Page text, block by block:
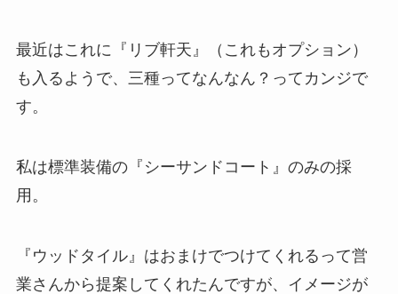
最近はこれに『リブ軒天』（これもオプション）
も入るようで、三種ってなんなん？ってカンジで
す。
私は標準装備の『シーサンドコート』のみの採
用。
『ウッドタイル』はおまけでつけてくれるって営
業さんから提案してくれたんですが、イメージが